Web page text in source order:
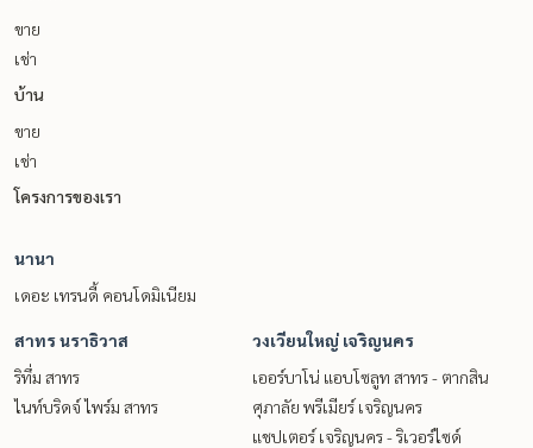
ขาย
เช่า
บ้าน
ขาย
เช่า
โครงการของเรา
นานา
เดอะ เทรนดี้ คอนโดมิเนียม
สาทร นราธิวาส
ริทึ่ม สาทร
ไนท์บริดจ์ ไพร์ม สาทร
วงเวียนใหญ่ เจริญนคร
เออร์บาโน่ แอบโซลูท สาทร - ตากสิน
ศุภาลัย พรีเมียร์ เจริญนคร
แชปเตอร์ เจริญนคร - ริเวอร์ไซด์